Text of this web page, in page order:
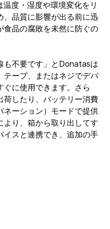
度・湿度や環境変化をリ
、品質に影響が出る前に迅
食品の腐敗を未然に防ぐの
も不要です」とDonatasは
テープ、またはネジでデバ
ぐに使用できます。さら
荷したり、バッテリー消費
ネーション）モードで提供
り、箱から取り出してす
イスと連携でき、追加の手